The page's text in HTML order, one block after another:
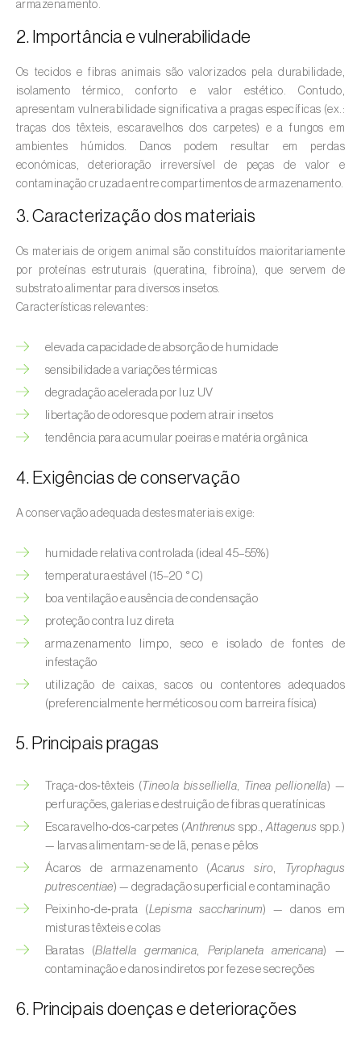
Amieiro (Alnus glutinosa)
Amoreira (Morus spp.)
Ananás / Abacaxi ( Ananas comosus)
Anona (Annona spp.
Áreas não cultivadas (
Aromáticas, condimentares e medicinais
Coriandrum, Petroselinum, Mentha, Ocimum,
Artemisia, Foeniculum, Laurus, Majorana,
Melissa, Pimpinella, Rosmarinus e outras)
Arroz (Oryza spp.)
Aveia ( Avena sativa
Aveleira (Corylus avellana L.)
Azinheira (Quercus ilex e Quercus
rotundifolia
Begónia (Hillebrandia sandwicensis e
Begonia spp.
Beringela (Solanum melongena
Beterraba (
Bétula (Betula spp.)
Buxo ( Buxus sempervirens L.
Cafeeiro (Coffea spp.)
Cajueiro (Anacardium occidentale)
Cana-de-açúcar (Saccharum spp.)
Cânhamo / Canábis (Cannabis sativa)
Carambola (Averrhoa carambola)
Carvalhos ( Quercus spp. e Fagus spp.)
armazenamento.
2. Importância e vulnerabilidade
Os tecidos e fibras animais são valorizados pela durabilidade,
isolamento térmico, conforto e valor estético. Contudo,
apresentam vulnerabilidade significativa a pragas específicas (ex.:
traças dos têxteis, escaravelhos dos carpetes) e a fungos em
ambientes húmidos. Danos podem resultar em perdas
económicas, deterioração irreversível de peças de valor e
contaminação cruzada entre compartimentos de armazenamento.
3. Caracterização dos materiais
Os materiais de origem animal são constituídos maioritariamente
por proteínas estruturais (queratina, fibroína), que servem de
substrato alimentar para diversos insetos.
Características relevantes:
elevada capacidade de absorção de humidade
sensibilidade a variações térmicas
degradação acelerada por luz UV
libertação de odores que podem atrair insetos
tendência para acumular poeiras e matéria orgânica
4. Exigências de conservação
A conservação adequada destes materiais exige:
humidade relativa controlada (ideal 45–55%)
temperatura estável (15–20 °C)
boa ventilação e ausência de condensação
proteção contra luz direta
armazenamento limpo, seco e isolado de fontes de
infestação
utilização de caixas, sacos ou contentores adequados
(preferencialmente herméticos ou com barreira física)
5. Principais pragas
Traça‑dos‑têxteis ( Tineola bisselliella, Tinea pellionella) —
perfurações, galerias e destruição de fibras queratínicas
Escaravelho‑dos‑carpetes (Anthrenus spp.,Attagenus spp.)
— larvas alimentam-se de lã, penas e pêlos
Ácaros de armazenamento (Acarus siro,
Tyrophagus
putrescentiae) — degradação superficial e contaminação
Peixinho‑de‑prata (Lepisma saccharinum) — danos em
misturas têxteis e colas
Baratas (Blattella germanica, Periplaneta americana) —
contaminação e danos indiretos por fezes e secreções
6. Principais doenças e deteriorações